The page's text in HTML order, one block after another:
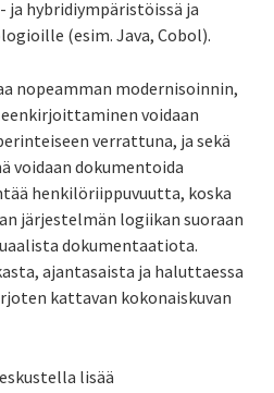
ja hybridiympäristöissä ja
(esim. Java, Cobol).
nopeamman modernisoinnin,
voidaan
verrattuna, ja sekä
voidaan dokumentoida
henkilöriippuvuutta, koska
järjestelmän logiikan suoraan
dokumentaatiota.
ajantasaista ja haluttaessa
kattavan kokonaiskuvan
lisää